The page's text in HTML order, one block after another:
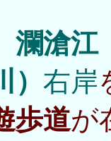
瀾滄江
） 右岸
歩道が